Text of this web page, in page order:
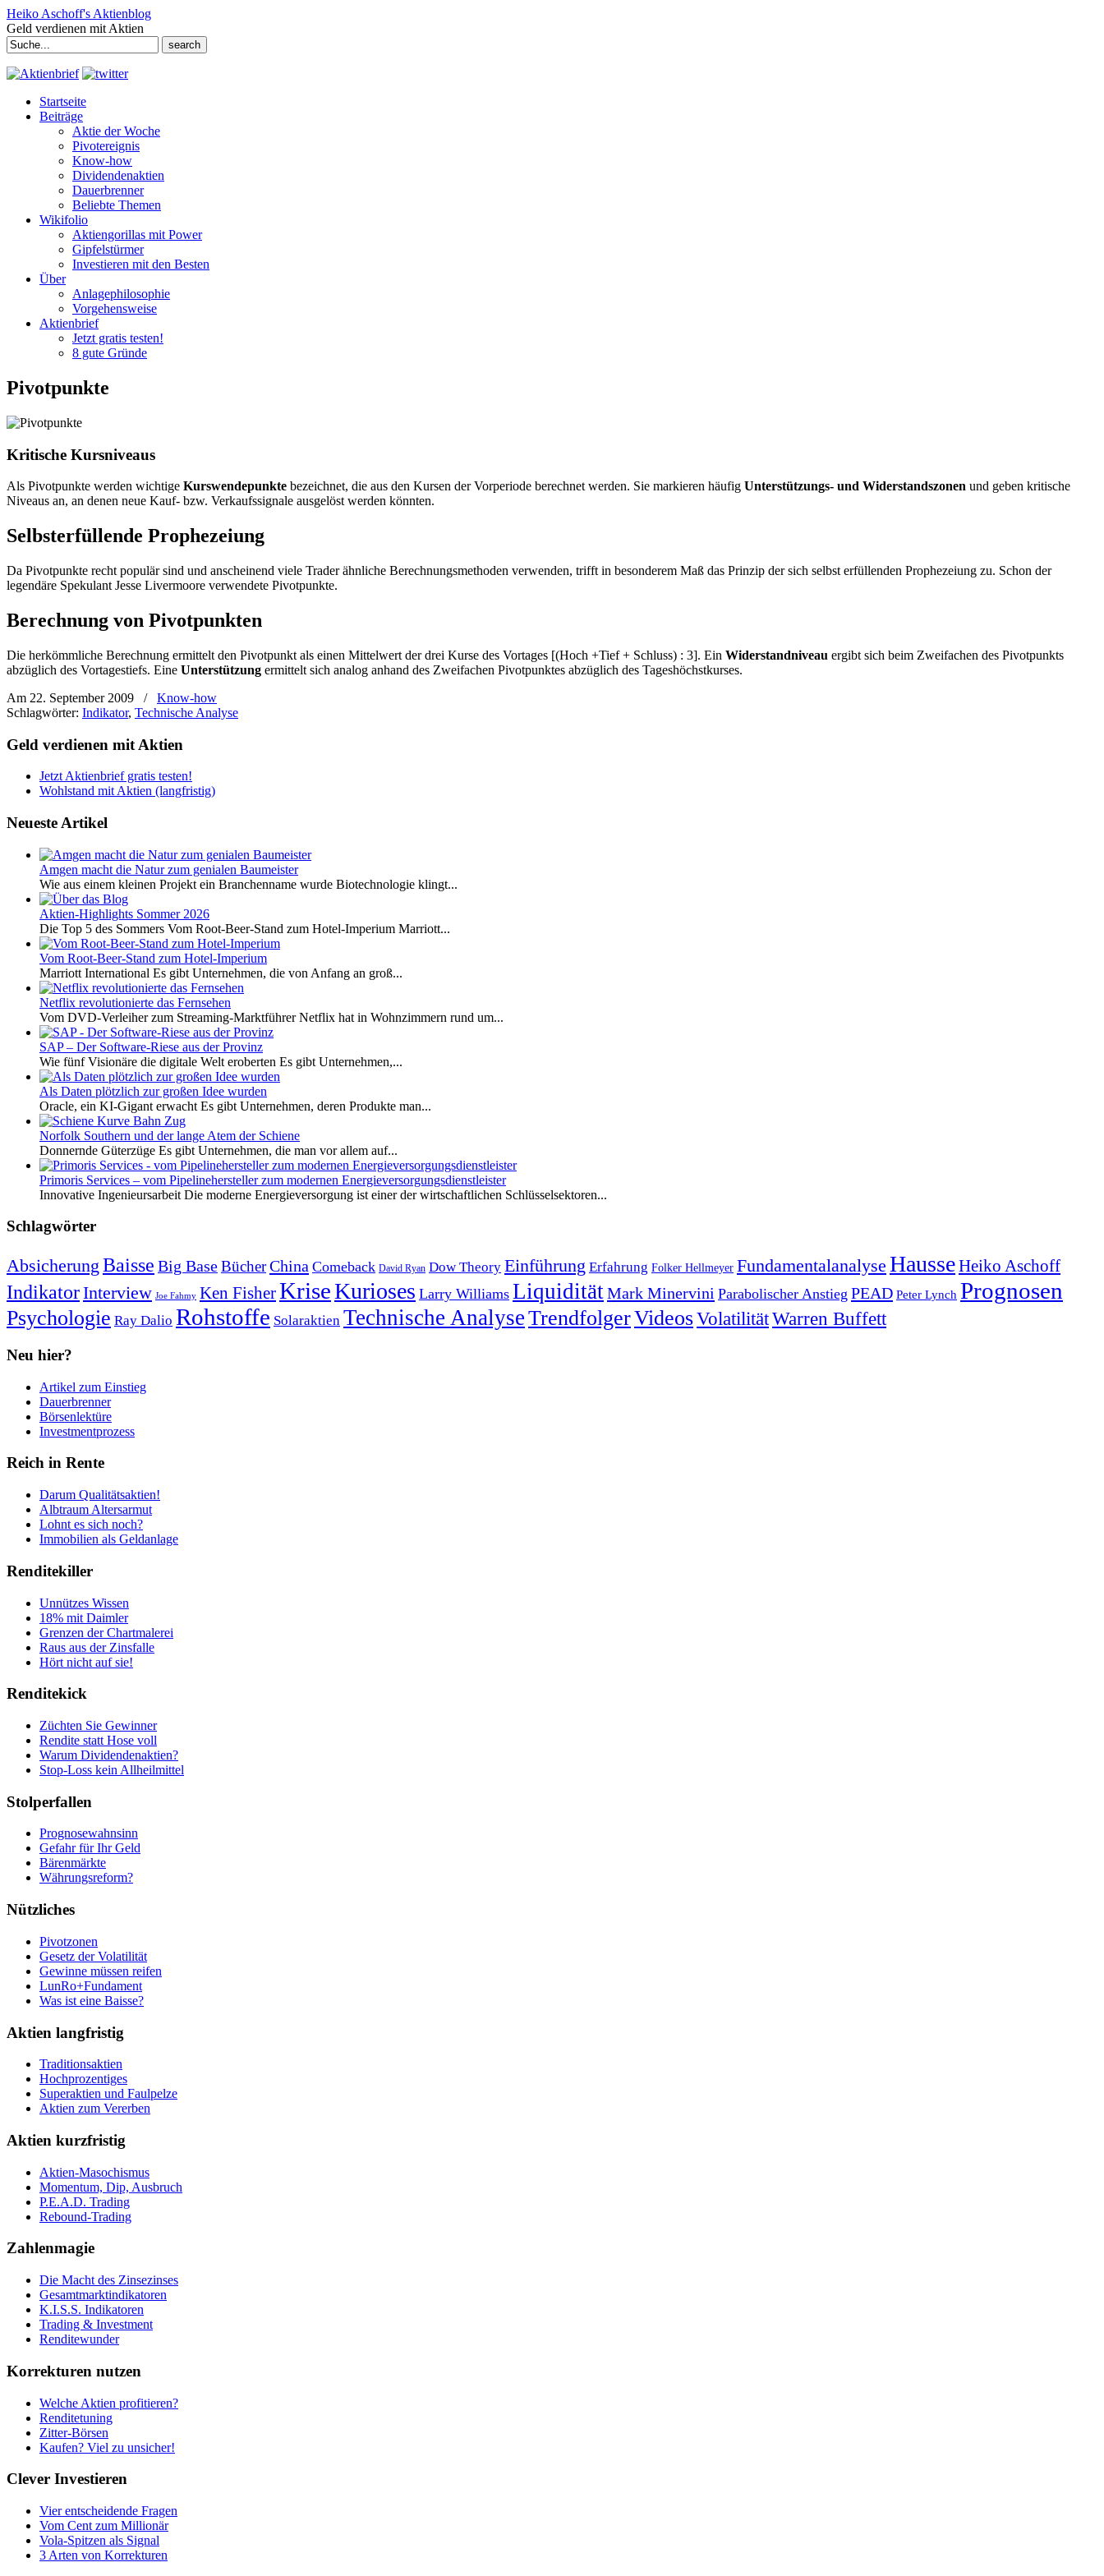
Heiko Aschoff's Aktienblog
Geld verdienen mit Aktien
Search
for:
Startseite
Beiträge
Aktie der Woche
Pivotereignis
Know-how
Dividendenaktien
Dauerbrenner
Beliebte Themen
Wikifolio
Aktiengorillas mit Power
Gipfelstürmer
Investieren mit den Besten
Über
Anlagephilosophie
Vorgehensweise
Aktienbrief
Jetzt gratis testen!
8 gute Gründe
Pivotpunkte
Kritische Kursniveaus
Als Pivotpunkte werden wichtige Kurswendepunkte bezeichnet, die aus den Kursen der Vorperiode berechnet werden. Sie markieren häufig Unterstützungs- und Widerstandszonen und geben kritische
Niveaus an, an denen neue Kauf- bzw. Verkaufssignale ausgelöst werden könnten.
Selbsterfüllende Prophezeiung
Da Pivotpunkte recht populär sind und anscheinend viele Trader ähnliche Berechnungsmethoden verwenden, trifft in besonderem Maß das Prinzip der sich selbst erfüllenden Prophezeiung zu. Schon der
legendäre Spekulant Jesse Livermoore verwendete Pivotpunkte.
Berechnung von Pivotpunkten
Die herkömmliche Berechnung ermittelt den Pivotpunkt als einen Mittelwert der drei Kurse des Vortages [(Hoch +Tief + Schluss) : 3]. Ein Widerstandniveau ergibt sich beim Zweifachen des Pivotpunkts
abzüglich des Vortagestiefs. Eine Unterstützung ermittelt sich analog anhand des Zweifachen Pivotpunktes abzüglich des Tageshöchstkurses.
Am 22. September 2009
/
Know-how
Schlagwörter: Indikator, Technische Analyse
Geld verdienen mit Aktien
Jetzt Aktienbrief gratis testen!
Wohlstand mit Aktien (langfristig)
Neueste Artikel
Amgen macht die Natur zum genialen Baumeister
Wie aus einem kleinen Projekt ein Branchenname wurde Biotechnologie klingt...
Aktien-Highlights Sommer 2026
Die Top 5 des Sommers Vom Root-Beer-Stand zum Hotel-Imperium Marriott...
Vom Root-Beer-Stand zum Hotel-Imperium
Marriott International Es gibt Unternehmen, die von Anfang an groß...
Netflix revolutionierte das Fernsehen
Vom DVD-Verleiher zum Streaming-Marktführer Netflix hat in Wohnzimmern rund um...
SAP – Der Software-Riese aus der Provinz
Wie fünf Visionäre die digitale Welt eroberten Es gibt Unternehmen,...
Als Daten plötzlich zur großen Idee wurden
Oracle, ein KI-Gigant erwacht Es gibt Unternehmen, deren Produkte man...
Norfolk Southern und der lange Atem der Schiene
Donnernde Güterzüge Es gibt Unternehmen, die man vor allem auf...
Primoris Services – vom Pipelinehersteller zum modernen Energieversorgungsdienstleister
Innovative Ingenieursarbeit Die moderne Energieversorgung ist einer der wirtschaftlichen Schlüsselsektoren...
Schlagwörter
Absicherung Baisse Big BaseBücherChina Comeback David Ryan Dow Theory Einführung Erfahrung Folker Hellmeyer Fundamentalanalyse HausseHeiko Aschoff
IndikatorInterview Joe Fahmy Ken FisherKriseKurioses Larry Williams LiquiditätMark Minervini Parabolischer Anstieg PEAD Peter Lynch Prognosen
Psychologie Ray Dalio Rohstoffe Solaraktien Technische AnalyseTrendfolgerVideosVolatilitätWarren Buffett
Neu hier?
Artikel zum Einstieg
Dauerbrenner
Börsenlektüre
Investmentprozess
Reich in Rente
Darum Qualitätsaktien!
Albtraum Altersarmut
Lohnt es sich noch?
Immobilien als Geldanlage
Renditekiller
Unnützes Wissen
18% mit Daimler
Grenzen der Chartmalerei
Raus aus der Zinsfalle
Hört nicht auf sie!
Renditekick
Züchten Sie Gewinner
Rendite statt Hose voll
Warum Dividendenaktien?
Stop-Loss kein Allheilmittel
Stolperfallen
Prognosewahnsinn
Gefahr für Ihr Geld
Bärenmärkte
Währungsreform?
Nützliches
Pivotzonen
Gesetz der Volatilität
Gewinne müssen reifen
LunRo+Fundament
Was ist eine Baisse?
Aktien langfristig
Traditionsaktien
Hochprozentiges
Superaktien und Faulpelze
Aktien zum Vererben
Aktien kurzfristig
Aktien-Masochismus
Momentum, Dip, Ausbruch
P.E.A.D. Trading
Rebound-Trading
Zahlenmagie
Die Macht des Zinsezinses
Gesamtmarktindikatoren
K.I.S.S. Indikatoren
Trading & Investment
Renditewunder
Korrekturen nutzen
Welche Aktien profitieren?
Renditetuning
Zitter-Börsen
Kaufen? Viel zu unsicher!
Clever Investieren
Vier entscheidende Fragen
Vom Cent zum Millionär
Vola-Spitzen als Signal
3 Arten von Korrekturen